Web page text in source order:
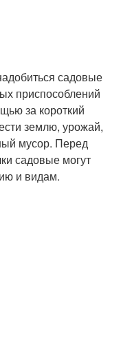
садовые
приспособлений
за короткий
землю, урожай,
мусор. Перед
садовые могут
и видам.